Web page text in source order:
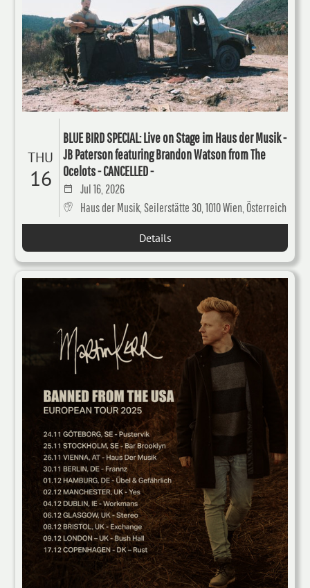
THU
16
BLUE BIRD SPECIAL: Live on Stage im Haus der Musik -
JB Paterson featuring Brandon Watson from The
Ocelots - CANCELLED -
Jul 16, 2026
Haus der Musik, Seilerstätte 30, 1010 Wien, Österreich
Details